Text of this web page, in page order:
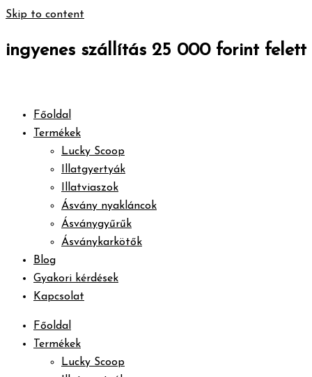
Skip to content
ingyenes szállítás 25 000 forint felett
Főoldal
Termékek
Lucky Scoop
Illatgyertyák
Illatviaszok
Ásvány nyakláncok
Ásványgyűrűk
Ásványkarkötők
Blog
Gyakori kérdések
Kapcsolat
Főoldal
Termékek
Lucky Scoop